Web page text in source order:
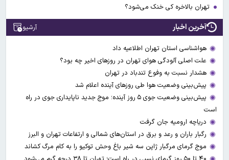
تهران بالاخره کی خنک می‌شود؟
آخرین اخبار آرشیو
هواشناسی استان تهران اطلاعیه داد
علت اصلی آلودگی هوای تهران در روزهای اخیر چه بود؟
هشدار نسبت به وفوع تندباد در تهران
پیش‌بینی وضعیت هوا طی روزهای آینده اعلام شد
پیش‌بینی وضعیت جوی ۵ روز آینده؛ موج جدید ناپایداری جوی در راه
است
دریاچه ارومیه جان گرفت
رگبار باران و رعد و برق در استان‌های شمالی و ارتفاعات تهران و البرز
موج گرمای مرگبار ژاپن سه شیر باغ وحش توکیو را به کام مرگ کشاند